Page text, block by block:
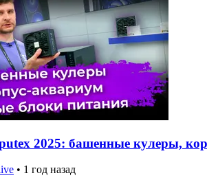
2025: башенные кулеры,
• 1 год назад